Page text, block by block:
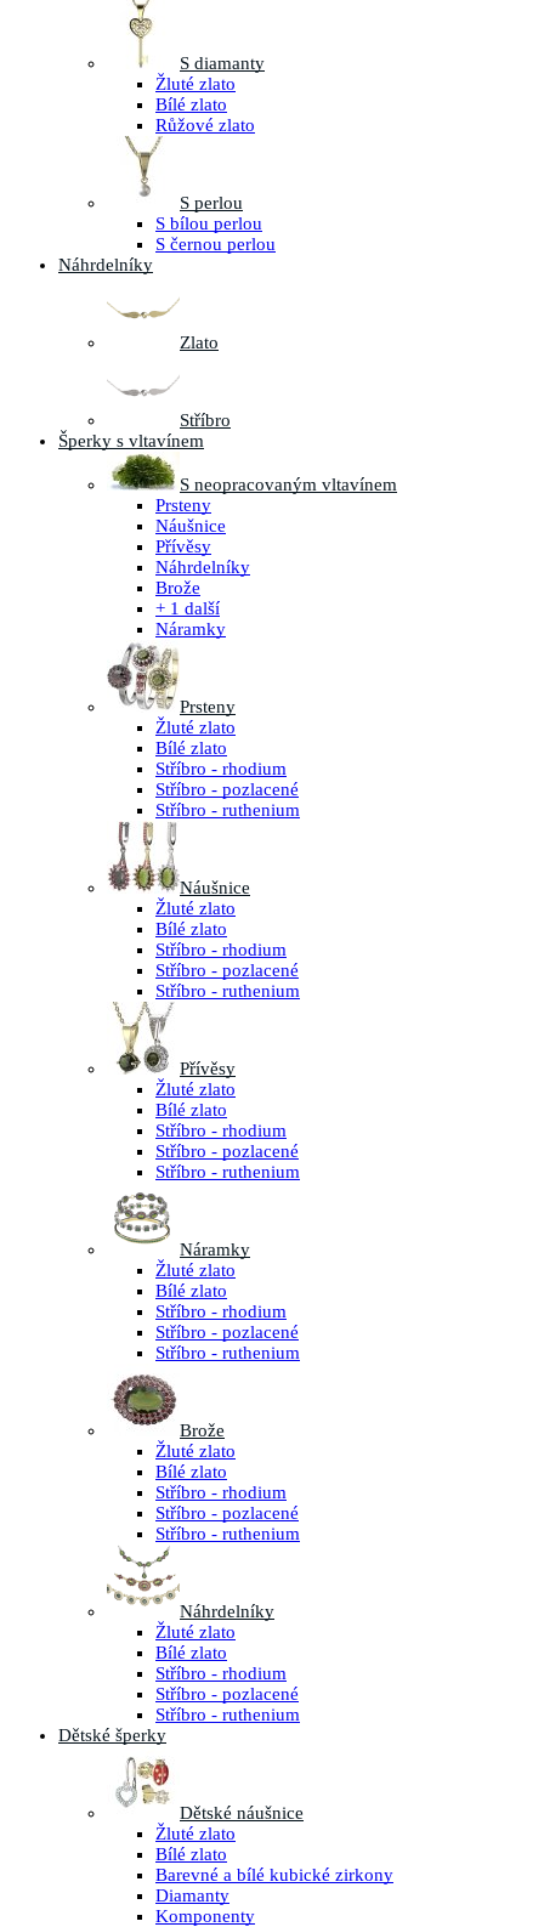
S diamanty
Žluté zlato
Bílé zlato
Růžové zlato
S perlou
S bílou perlou
S černou perlou
Náhrdelníky
Zlato
Stříbro
Šperky s vltavínem
S neopracovaným vltavínem
Prsteny
Náušnice
Přívěsy
Náhrdelníky
Brože
+ 1 další
Náramky
Prsteny
Žluté zlato
Bílé zlato
Stříbro - rhodium
Stříbro - pozlacené
Stříbro - ruthenium
Náušnice
Žluté zlato
Bílé zlato
Stříbro - rhodium
Stříbro - pozlacené
Stříbro - ruthenium
Přívěsy
Žluté zlato
Bílé zlato
Stříbro - rhodium
Stříbro - pozlacené
Stříbro - ruthenium
Náramky
Žluté zlato
Bílé zlato
Stříbro - rhodium
Stříbro - pozlacené
Stříbro - ruthenium
Brože
Žluté zlato
Bílé zlato
Stříbro - rhodium
Stříbro - pozlacené
Stříbro - ruthenium
Náhrdelníky
Žluté zlato
Bílé zlato
Stříbro - rhodium
Stříbro - pozlacené
Stříbro - ruthenium
Dětské šperky
Dětské náušnice
Žluté zlato
Bílé zlato
Barevné a bílé kubické zirkony
Diamanty
Komponenty